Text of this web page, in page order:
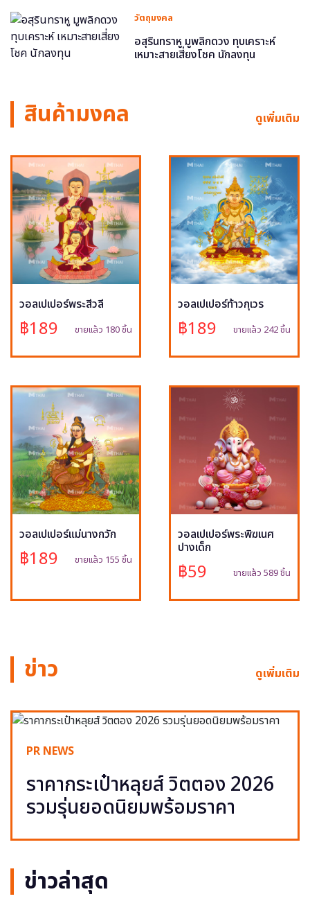
วัตถุมงคล
อสุรินทราหู มูพลิกดวง ทุบเคราะห์
เหมาะสายเสี่ยงโชค นักลงทุน
สินค้ามงคล ดูเพิ่มเติม
วอลเปเปอร์พระสีวลี
฿189 ขายแล้ว 180 ชิ้น
วอลเปเปอร์ท้าวกุเวร
฿189 ขายแล้ว 242 ชิ้น
วอลเปเปอร์แม่นางกวัก
฿189 ขายแล้ว 155 ชิ้น
วอลเปเปอร์พระพิฆเนศ
ปางเด็ก
฿59 ขายแล้ว 589 ชิ้น
ข่าว ดูเพิ่มเติม
PR NEWS
ราคากระเป๋าหลุยส์ วิตตอง 2026
รวมรุ่นยอดนิยมพร้อมราคา
ข่าวล่าสุด